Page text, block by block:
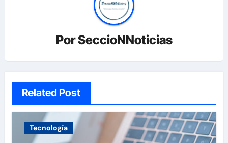
PorSeccioNNoticias
Related Post
Tecnología